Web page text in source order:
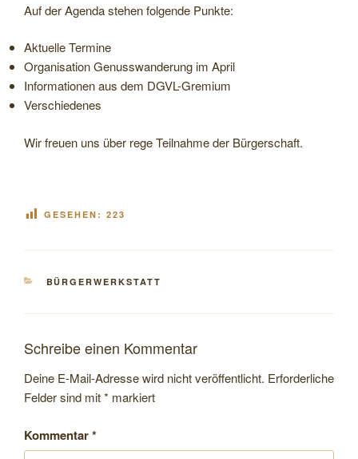
Auf der Agenda stehen folgende Punkte:
Aktuelle Termine
Organisation Genusswanderung im April
Informationen aus dem DGVL-Gremium
Verschiedenes
Wir freuen uns über rege Teilnahme der Bürgerschaft.
GESEHEN: 223
KATEGORIEN
BÜRGERWERKSTATT
Schreibe einen Kommentar
Deine E-Mail-Adresse wird nicht veröffentlicht. Erforderliche
Felder sind mit* markiert
Kommentar*